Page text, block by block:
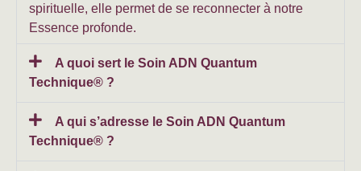
spirituelle, elle permet de se reconnecter à notre
Essence profonde.
A quoi sert le Soin ADN Quantum
Technique® ?
A qui s’adresse le Soin ADN Quantum
Technique® ?